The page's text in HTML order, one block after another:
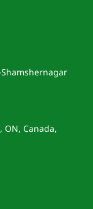
ON, Canada,